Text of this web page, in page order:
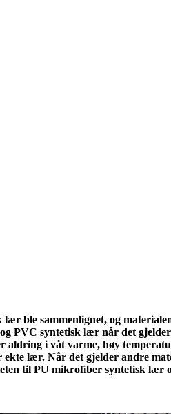
ble sammenlignet, og
PVC syntetisk lær når det
aldring i våt varme, høy
lær. Når det gjelder andre
til PU mikrofiber syntetisk lær